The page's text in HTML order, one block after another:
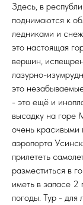
Здесь, в
поднимаются к
ледниками и
это настоящая
вершин,
лазурно-
это
- это ещё и
высадку на горе
очень красивыми
аэропорта
прилететь
разместиться в
иметь в запасе 2
погоды. Тур - для